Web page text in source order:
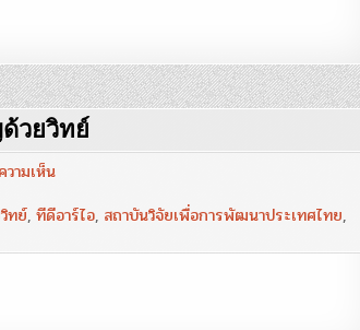
ประเสริฐ
วยวิทย์
วามเห็นบน
เหลื่อม
ล้ำ
จับ
ทย์, ทีดีอาร์ไอ, สถาบันวิจัยเพื่อการพัฒนาประเทศไทย,